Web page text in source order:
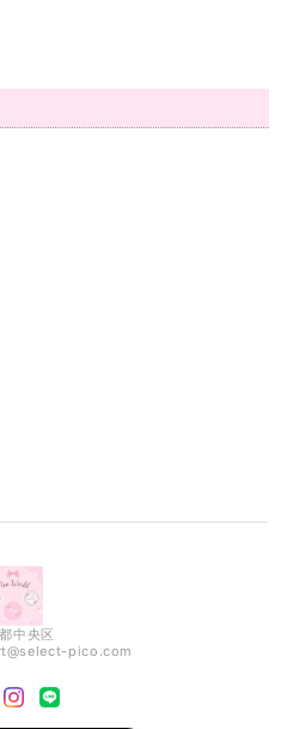
中央区
pico.com